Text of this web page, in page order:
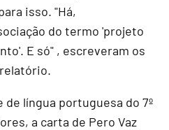
isso. "Há,
do termo 'projeto
E só" , escreveram os
língua portuguesa do 7º
a carta de Pero Vaz